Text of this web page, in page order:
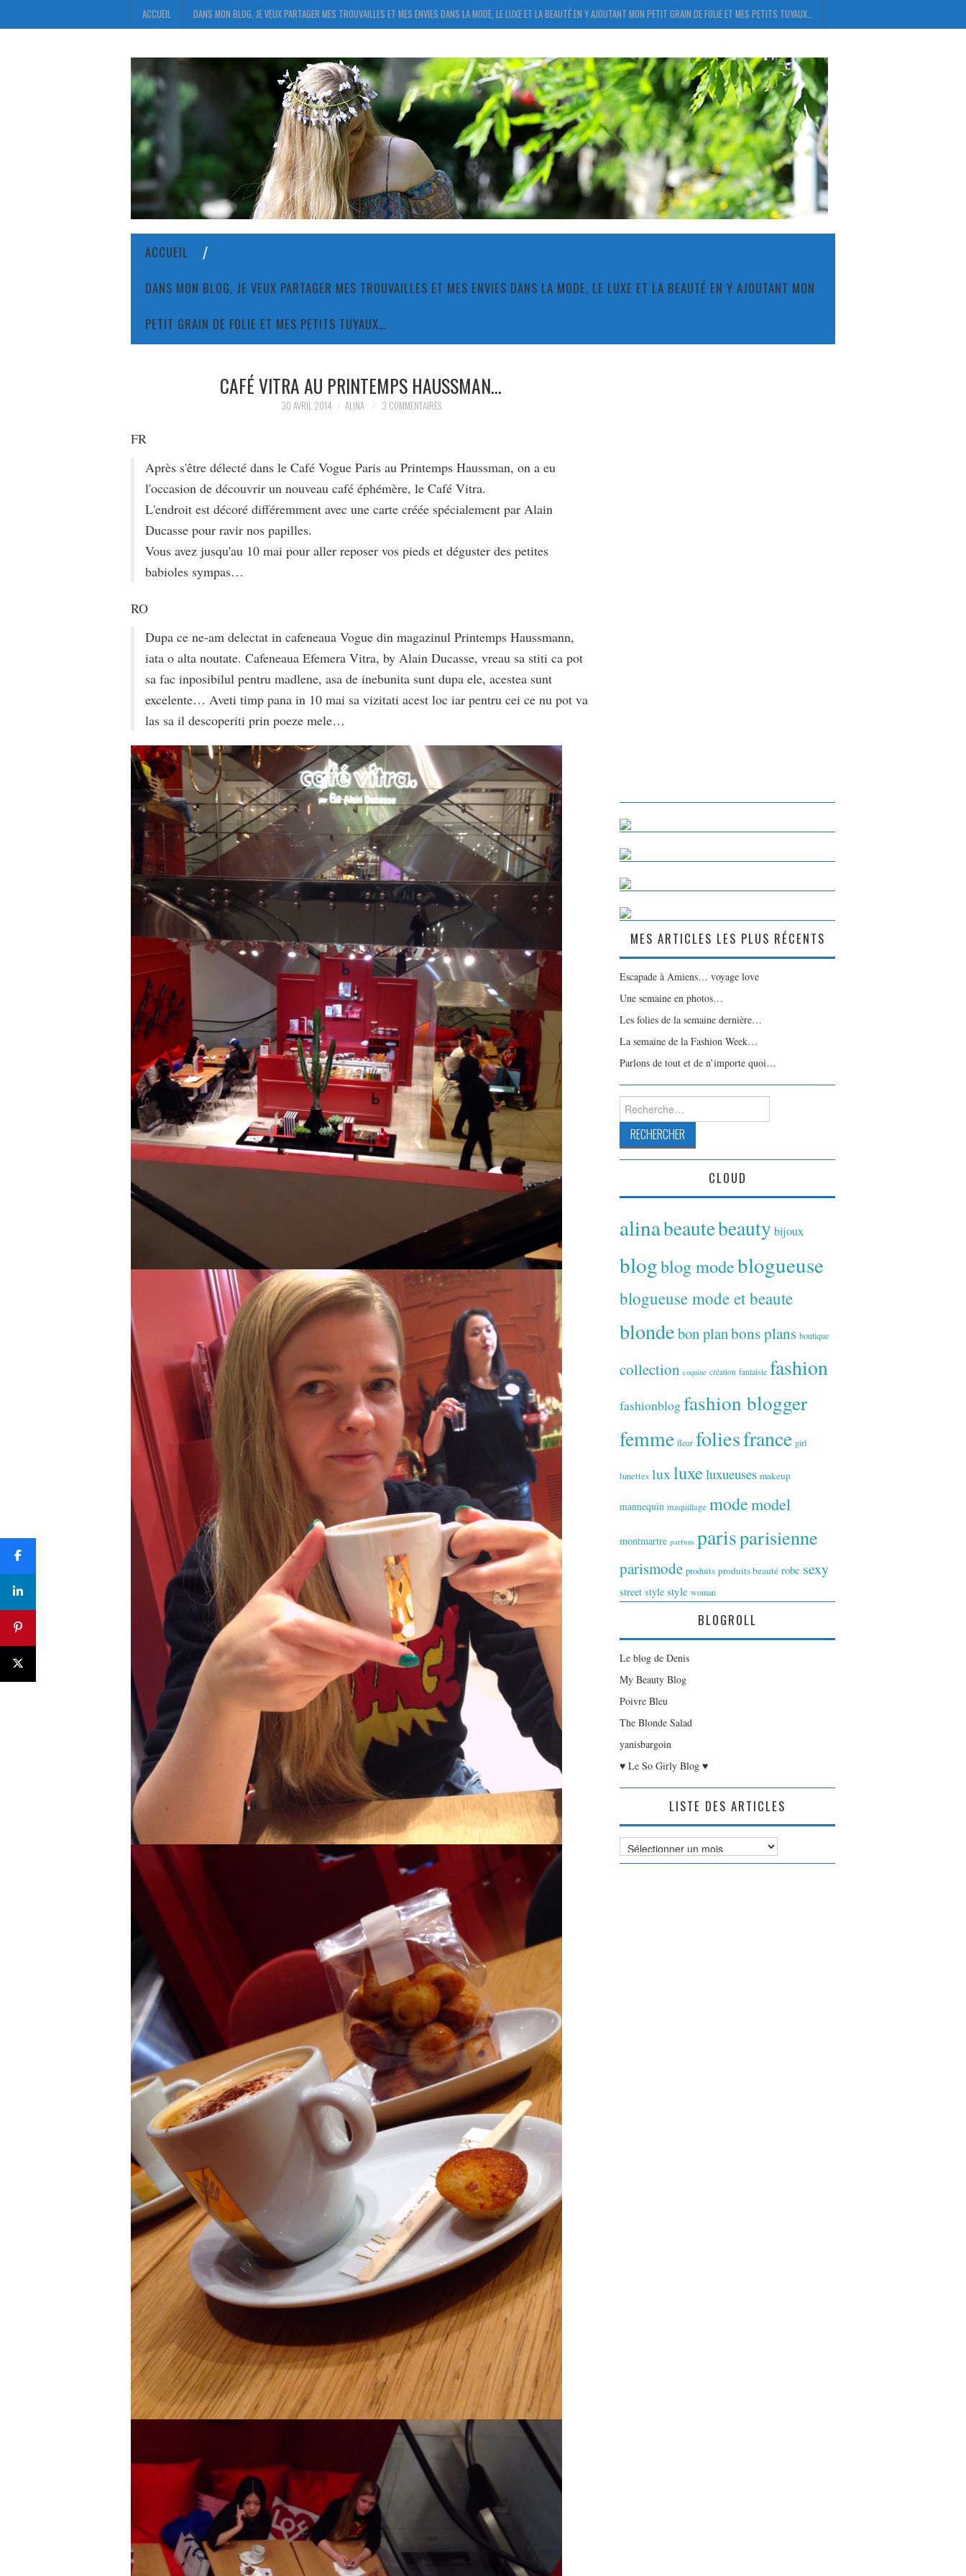
ACCUEIL DANS MON BLOG, JE VEUX PARTAGER MES TROUVAILLES ET MES ENVIES DANS LA MODE, LE LUXE ET LA BEAUTÉ EN Y AJOUTANT MON PETIT GRAIN DE FOLIE ET MES PETITS TUYAUX…
ACCUEIL
DANS MON BLOG, JE VEUX PARTAGER MES TROUVAILLES ET MES ENVIES DANS LA MODE, LE LUXE ET LA BEAUTÉ EN Y AJOUTANT MON
PETIT GRAIN DE FOLIE ET MES PETITS TUYAUX…
CAFÉ VITRA AU PRINTEMPS HAUSSMAN…
30 AVRIL 2014 ALINA 3 COMMENTAIRES
FR
Après s'être délecté dans le Café Vogue Paris au Printemps Haussman, on a eu
l'occasion de découvrir un nouveau café éphémère, le Café Vitra.
L'endroit est décoré différemment avec une carte créée spécialement par Alain
Ducasse pour ravir nos papilles.
Vous avez jusqu'au 10 mai pour aller reposer vos pieds et déguster des petites
babioles sympas…
RO
Dupa ce ne-am delectat in cafeneaua Vogue din magazinul Printemps Haussmann,
iata o alta noutate. Cafeneaua Efemera Vitra, by Alain Ducasse, vreau sa stiti ca pot
sa fac inposibilul pentru madlene, asa de inebunita sunt dupa ele, acestea sunt
excelente… Aveti timp pana in 10 mai sa vizitati acest loc iar pentru cei ce nu pot va
las sa il descoperiti prin poeze mele…
MES ARTICLES LES PLUS RÉCENTS
Escapade à Amiens… voyage love
Une semaine en photos…
Les folies de la semaine dernière…
La semaine de la Fashion Week…
Parlons de tout et de n’importe quoi…
Rechercher :
CLOUD
alinabeautebeauty bijoux
blogblog modeblogueuse
blogueuse mode et beaute
blondebon planbons plans boutique
collection coquine création fantaisie fashion
fashionblogfashion blogger
femme fleur foliesfrance girl
lunettes luxluxeluxueuses makeup
mannequin maquillage modemodel
montmartre parfum parisparisienne
parismode produits produits beauté robe sexy
street style style woman
BLOGROLL
Le blog de Denis
My Beauty Blog
Poivre Bleu
The Blonde Salad
yanisbargoin
♥ Le So Girly Blog ♥
LISTE DES ARTICLES
Liste
des